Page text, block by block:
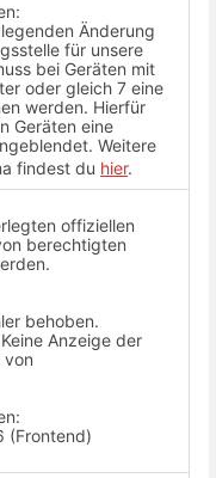
Änderung
für unsere
bei Geräten mit
oder gleich 7 eine
werden. Hierfür
Geräten eine
Weitere
findest du hier.
offiziellen
berechtigten
behoben.
Anzeige der
von
(Frontend)